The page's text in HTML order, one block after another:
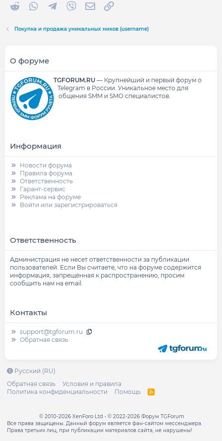
Reddit WhatsAppTelegram
Viber Электронная почта
Покупка и продажа уникальных ников (username)
О форуме
TGFORUM.RU— Крупнейший и первый форум о
Telegram в России. Уникальное место для
общения SMM и SMO специалистов.
Информация
Новости форума
Правила форума
Ответственность
Гарант-сервис
Реклама на форуме
Войти или зарегистрироваться
Ответственность
Администрация не несет ответственности за публикации
пользователей. Если Вы считаете, что на форуме содержится
информация, запрещённая к распространению, просим
сообщить нам на email.
Контакты
support@tgforum.ru
Обратная связь
Русский (RU)
Обратная связь
Условия и правила
Политика конфиденциальности
Помощь
R
© 2010-2026 XenForo Ltd
© 2022-2026 Форум TGForum
Все права защищены. Данный форум является фан-сайтом мессенджера.
Права третьих лиц, при публикации материалов сайта, не нарушены!